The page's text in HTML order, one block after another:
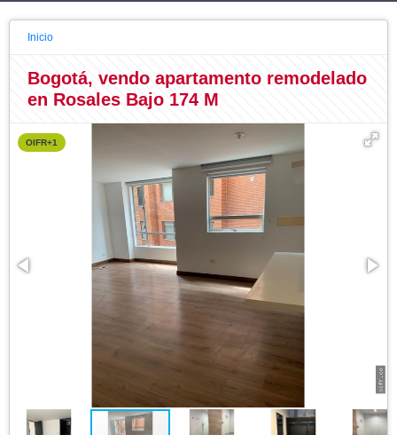
Inicio
Bogotá, vendo apartamento remodelado
en Rosales Bajo 174 M
OIFR+1